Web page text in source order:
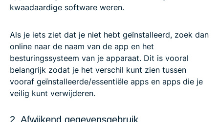
kwaadaardige software weren.
Als je iets ziet dat je niet hebt geïnstalleerd, zoek dan
online naar de naam van de app en het
besturingssysteem van je apparaat. Dit is vooral
belangrijk zodat je het verschil kunt zien tussen
vooraf geïnstalleerde/essentiële apps en apps die je
veilig kunt verwijderen.
2. Afwijkend gegevensgebruik